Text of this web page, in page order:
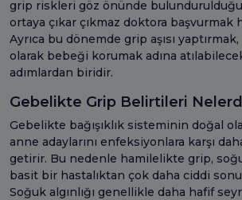
grip riskleri göz önünde
ortaya çıkar çıkmaz doktora başvurmak
Ayrıca bu dönemde grip aşısı
olarak bebeği korumak adına
adımlardan biridir.
Gebelikte Grip Belirtileri
Gebelikte bağışıklık sisteminin doğal
anne adaylarını enfeksiyonlara karşı
getirir. Bu nedenle hamilelikte grip,
basit bir hastalıktan çok daha ciddi
Soğuk algınlığı genellikle daha hafif